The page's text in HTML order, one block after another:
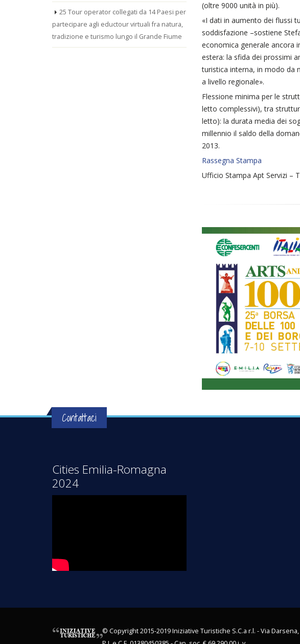
25 Tour operator collegati da 14 Paesi per
partecipare agli eductour virtuali fra natura,
tradizione e turismo lungo il Grande Fiume
(oltre 9000 unità in più).
«I dati in aumento dei flussi
soddisfazione –sostiene
economica generale ancora
estera: la sfida dei prossimi
turistica interna, in modo da
a livello regionale».
Flessione minima per le
letto complessivi), tra
letto): la durata media dei
millennio il saldo della
2013.
Rassegna Stampa
Ufficio Stampa Apt Servizi –
Contattaci
Cities Emilia-Romagna
2024
© Copyright 2015-2019 Iniziative Turistiche S.C.a r.l. - Via Darsena,